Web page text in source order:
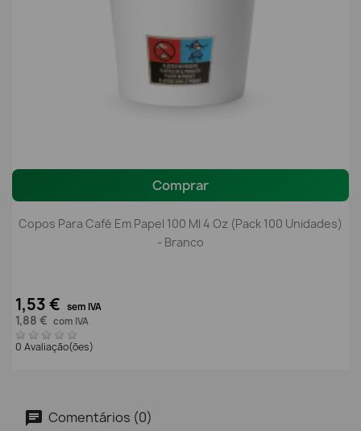
Comprar
Copos Para Café Em Papel 100 Ml 4 Oz (Pack 100 Unidades)
- Branco
1,53 € sem IVA
1,88 € com IVA
0 Avaliação(ões)
Comentários (0)